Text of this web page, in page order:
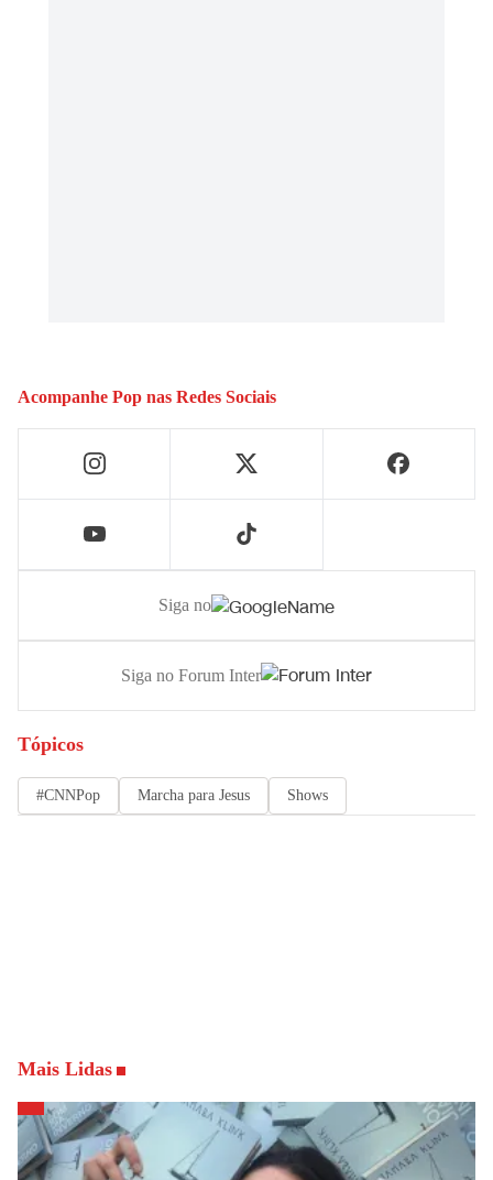
Acompanhe Pop nas Redes Sociais
Siga no
Siga no Forum Inter
Tópicos
#CNNPop Marcha para Jesus Shows
Mais Lidas